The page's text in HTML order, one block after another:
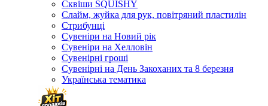
Сквіши SQUISHY
Слайм, жуйка для рук, повітряний пластилін
Стрибунці
Сувеніри на Новий рік
Сувеніри на Хелловін
Сувенірні гроші
Сувенірні на День Закоханих та 8 березня
Українська тематика